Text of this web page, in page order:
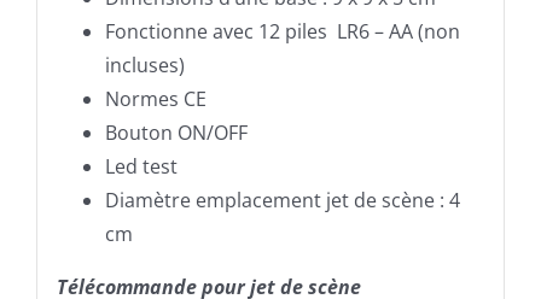
Fonctionne avec 12 piles LR6 – AA (non
incluses)
Normes CE
Bouton ON/OFF
Led test
Diamètre emplacement jet de scène : 4
cm
Télécommande pour jet de scène